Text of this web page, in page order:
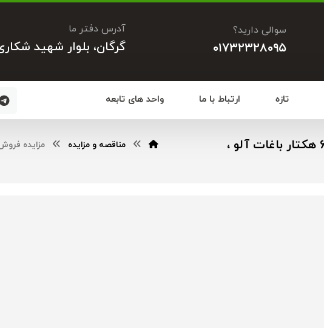
آدرس دفتر ما
گرگان، بلوار شهید
سوالی دارید؟
۰۱۷۳۲۳۲۸۰۹۵
تازه ارتباط با ما واحد های تابعه
مزایده فروش محصول سر درختی حدود ۶۱ هکتار باغات آلو ،
مناقصه و مزایده